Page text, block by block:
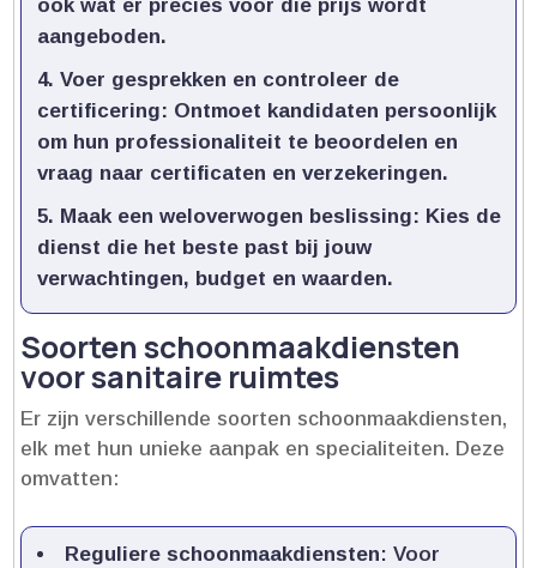
ook wat er precies voor die prijs wordt
aangeboden.​
Voer gesprekken en controleer de
certificering: Ontmoet kandidaten persoonlijk
om hun professionaliteit te beoordelen en
vraag naar certificaten en verzekeringen.​
Maak een weloverwogen beslissing: Kies de
dienst die het beste past bij jouw
verwachtingen, budget en waarden.​
Soorten schoonmaakdiensten
voor sanitaire ruimtes
Er zijn verschillende soorten schoonmaakdiensten,
elk met hun unieke aanpak en specialiteiten.​ Deze
omvatten:
Reguliere schoonmaakdiensten: Voor